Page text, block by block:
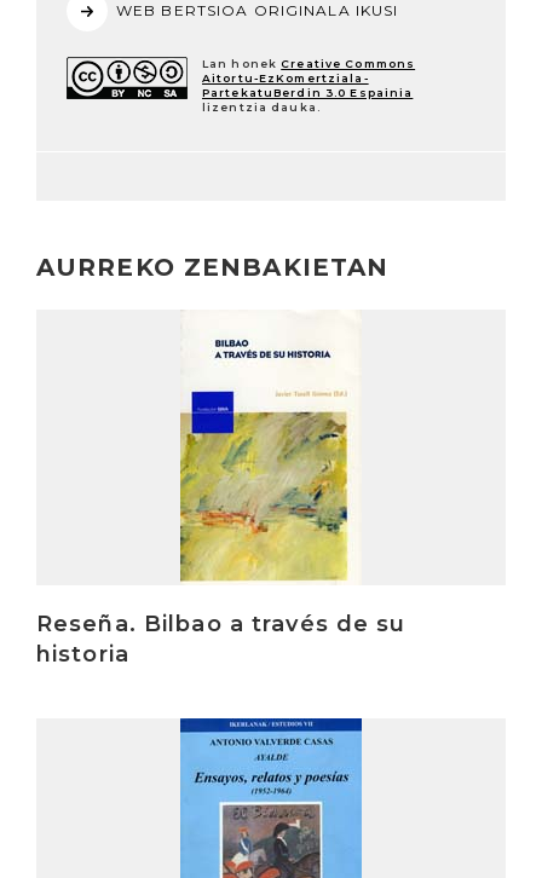
WEB BERTSIOA ORIGINALA IKUSI
Lan honek Creative Commons
Aitortu-EzKomertziala-
PartekatuBerdin 3.0 Espainia
lizentzia dauka.
AURREKO ZENBAKIETAN
Reseña. Bilbao a través de su
historia